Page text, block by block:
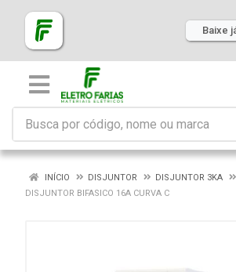
Baixe
INÍCIO DISJUNTOR
DISJUNTOR 3KA
DISJUNTOR BIFASICO 16A CURVA C